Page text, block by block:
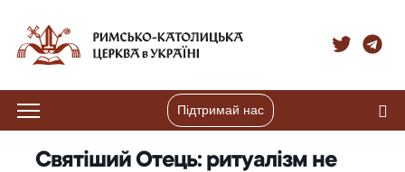
Підтримай нас
Святіший Отець: ритуалізм не